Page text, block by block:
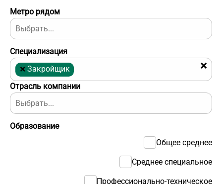
Отрасль компании
Образование
Общее среднее
Среднее специальное
Профессионально-техническое
Метро рядом
Специализация
×
× Закройщик